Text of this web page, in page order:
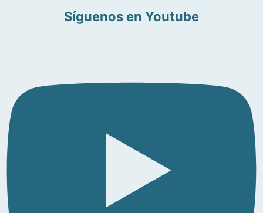
Síguenos en Youtube